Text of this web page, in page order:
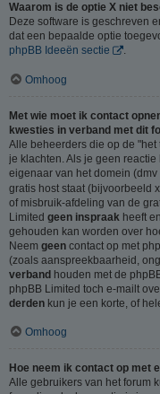
Waarom is de optie X niet
Deze software is geschreven
dat een bepaalde optie
phpBB Ideeën sectie
.
Omhoog
Met wie moet ik contact
kwesties in verband met dit
Alle beheerders die op de
je klachten. Als je geen
eigenaar van het domein (dmv
gratis host staat (bijvoorbeeld
of misbruik-afdeling van de
Limited geen inspraak heeft
gehouden kan worden over
Neem geen contact op met
(zoals aanspreekbaarheid,
verband houden met de
phpBB Limited toch e-mailt
derden kun je een korte, of
Omhoog
Hoe neem ik contact op met
Alle gebruikers van het forum